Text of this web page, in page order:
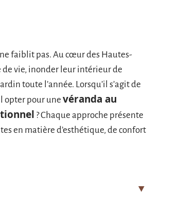
ne faiblit pas. Au cœur des Hautes-
de vie, inonder leur intérieur de
toute l’année. Lorsqu’il s’agit de
opter pour une véranda au
? Chaque approche présente
en matière d’esthétique, de confort